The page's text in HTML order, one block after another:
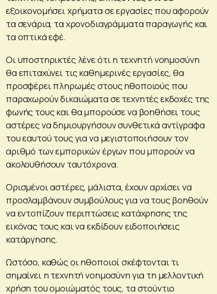
εξοικονομήσει χρήματα σε εργασίες που αφορούν
τα σενάρια, τα χρονοδιαγράμματα παραγωγής και
τα οπτικά εφέ.
Οι υποστηρικτές λένε ότι η τεχνητή νοημοσύνη
θα επιταχύνει τις καθημερινές εργασίες, θα
προσφέρει πληρωμές στους ηθοποιούς που
παραχωρούν δικαιώματα σε τεχνητές εκδοχές της
φωνής τους και θα μπορούσε να βοηθήσει τους
αστέρες να δημιουργήσουν συνθετικά αντίγραφα
του εαυτού τους για να μεγιστοποιήσουν τον
αριθμό των εμπορικών έργων που μπορούν να
ακολουθήσουν ταυτόχρονα.
Ορισμένοι αστέρες, μάλιστα, έχουν αρχίσει να
προσλαμβάνουν συμβούλους για να τους βοηθούν
να εντοπίζουν περιπτώσεις κατάχρησης της
εικόνας τους και να εκδίδουν ειδοποιήσεις
κατάργησης.
Ωστόσο, καθώς οι ηθοποιοί σκέφτονται τι
σημαίνει η τεχνητή νοημοσύνη για τη μελλοντική
χρήση του ομοιώματός τους, τα στούντιο